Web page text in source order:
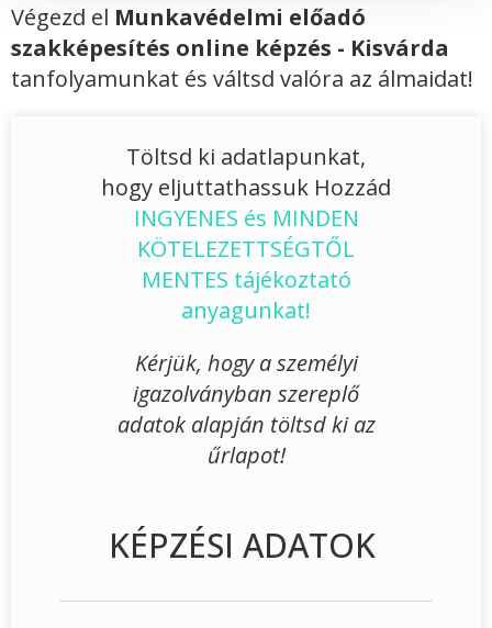
Végezd el Munkavédelmi előadó
szakképesítés online képzés - Kisvárda
tanfolyamunkat és váltsd valóra az álmaidat!
Töltsd ki adatlapunkat,
hogy eljuttathassuk Hozzád
INGYENES és MINDEN
KÖTELEZETTSÉGTŐL
MENTES tájékoztató
anyagunkat!
Kérjük, hogy a személyi
igazolványban szereplő
adatok alapján töltsd ki az
űrlapot!
KÉPZÉSI ADATOK